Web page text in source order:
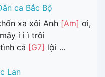
ca Bắc Bộ
xa xôi Anh [Am] ơi,
í i ì trôi
tình cá [G7] lội ...
Lan